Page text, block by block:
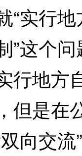
“实行
”这个
行地方
但是在
向交